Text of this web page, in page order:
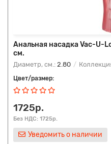
Анальная насадка Vac-U-
см.
Диаметр, см.: 2.80
Цвет/размер:
1725р.
Без НДС: 1725р.
Уведомить о наличии